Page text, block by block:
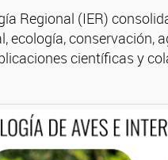
Regional (IER)
ecología, conservación,
científicas y